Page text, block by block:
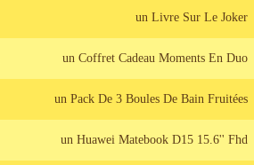
un Livre Sur Le Joker
un Coffret Cadeau Moments En Duo
un Pack De 3 Boules De Bain Fruitées
un Huawei Matebook D15 15.6'' Fhd